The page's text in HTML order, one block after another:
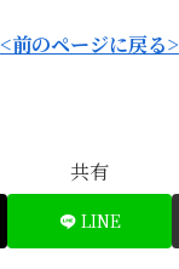
<前のページに戻る>
共有
LINE